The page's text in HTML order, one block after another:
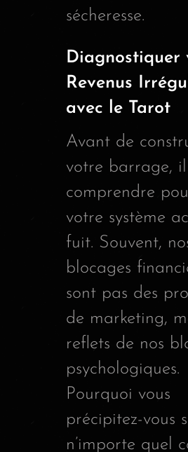
sécheresse.
Diagnostiquer
Revenus
avec le Tarot
Avant de
votre barrage,
comprendre
votre système
fuit. Souvent,
blocages
sont pas des
de marketing,
reflets de nos
psychologiques.
Pourquoi vous
précipitez-vous
n’importe quel